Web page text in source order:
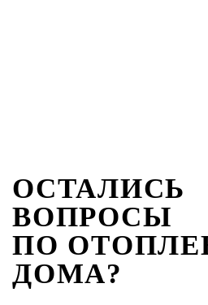
ОСТАЛИСЬ
ВОПРОСЫ
ПО
ДОМА?